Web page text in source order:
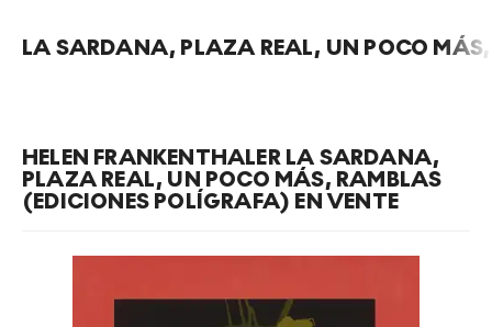
LA SARDANA, PLAZA REAL, UN POCO
HELEN FRANKENTHALER LA SARDANA,
PLAZA REAL, UN POCO MÁS, RAMBLAS
(EDICIONES POLÍGRAFA) EN VENTE